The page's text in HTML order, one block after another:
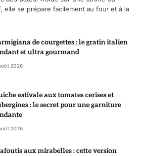
elle se prépare facilement au four et à la
de courgettes : le gratin italien
et ultra gourmand
2026
estivale aux tomates cerises et
: le secret pour une garniture
2026
aux mirabelles : cette version